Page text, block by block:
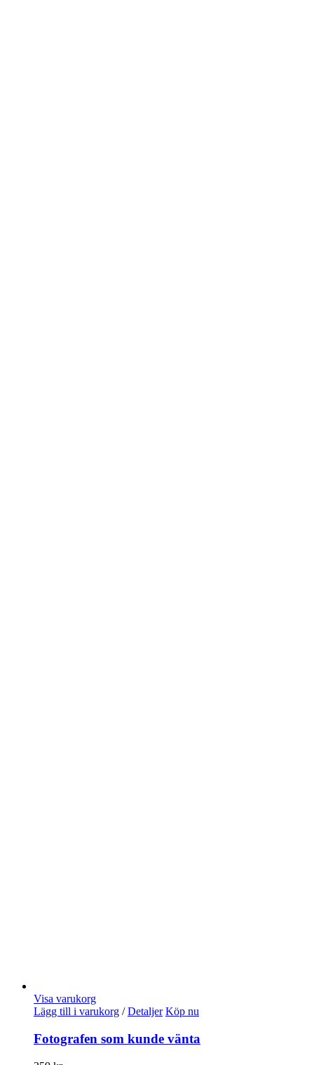
Visa varukorg
Lägg till i varukorg / Detaljer Köp nu
Fotografen som kunde vänta